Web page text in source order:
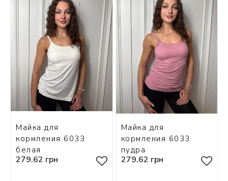
Майка для
кормления 6033
белая
279.62 грн
Майка для
кормления 6033
пудра
279.62 грн